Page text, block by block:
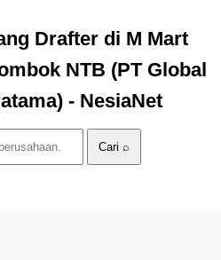
Drafter di M Mart
NTB (PT Global
- NesiaNet
Cari ⌕